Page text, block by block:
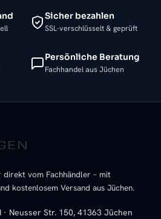
Sicher bezahlen
SSL-verschlüsselt & geprüft
Persönliche Beratung
Fachhandel aus Jüchen
direkt vom Fachhändler – mit
kostenlosem Versand aus Jüchen.
Neusser Str. 150, 41363 Jüchen